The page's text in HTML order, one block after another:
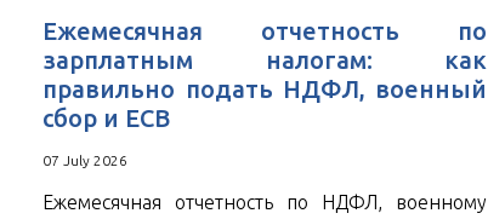
Ежемесячная отчетность по
зарплатным налогам: как
правильно подать НДФЛ, военный
сбор и ЕСВ
07 July 2026
Ежемесячная отчетность по НДФЛ, военному